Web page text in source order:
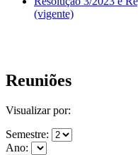
(vigente)
Reuniões
Visualizar por:
Semestre:
Ano: